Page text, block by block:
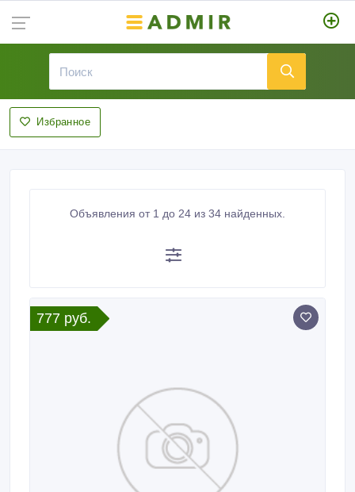
Избранное
Объявления от 1 до 24 из 34 найденных.
777 руб.